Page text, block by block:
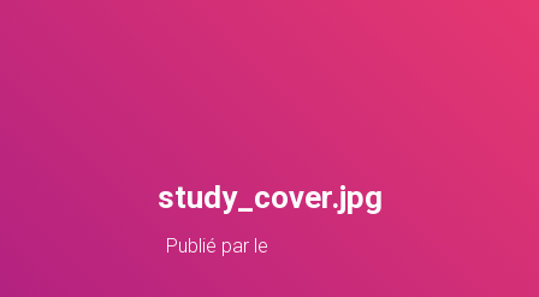
study_cover.jpg
Publié par le